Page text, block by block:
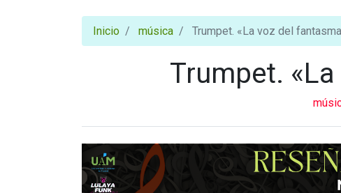
Inicio música Trumpet. «La voz del
Trumpet.